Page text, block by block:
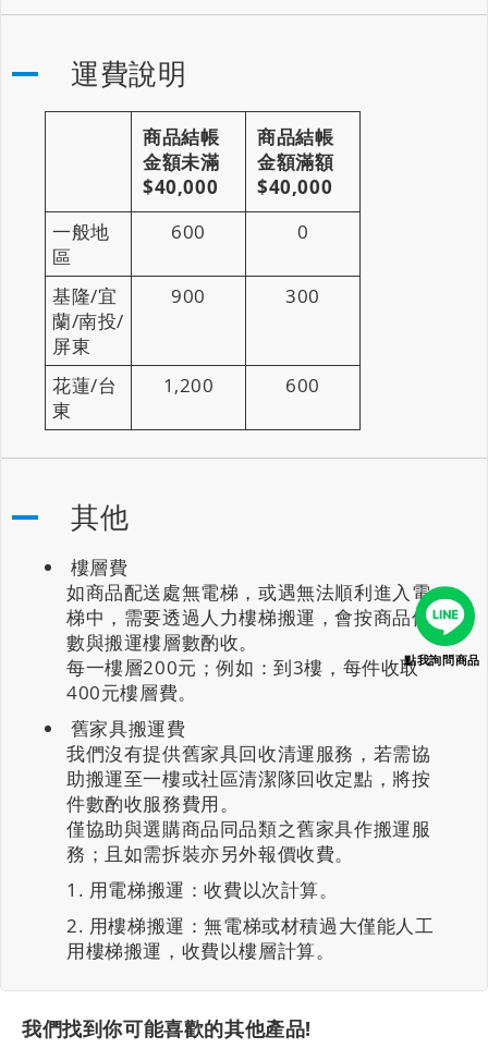
運費說明
商品結帳
金額未滿
$40,000
商品結帳
金額滿額
$40,000
一般地
區
600 0
基隆/宜
蘭/南投/
屏東
900 300
花蓮/台
東
1,200 600
其他
樓層費
如商品配送處無電梯，或遇無法順利進入電
梯中，需要透過人力樓梯搬運，會按商品件
數與搬運樓層數酌收。
每一樓層200元；例如：到3樓，每件收取
400元樓層費。
舊家具搬運費
我們沒有提供舊家具回收清運服務，若需協
助搬運至一樓或社區清潔隊回收定點，將按
件數酌收服務費用。
僅協助與選購商品同品類之舊家具作搬運服
務；且如需拆裝亦另外報價收費。
用電梯搬運：收費以次計算。
用樓梯搬運：無電梯或材積過大僅能人工
用樓梯搬運，收費以樓層計算。
我們找到你可能喜歡的其他產品!
點我詢問商品